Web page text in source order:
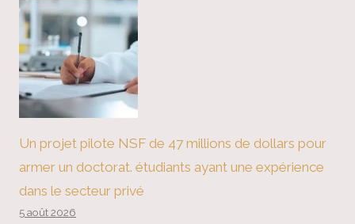
Un projet pilote NSF de 47 millions de dollars pour
armer un doctorat. étudiants ayant une expérience
dans le secteur privé
5 août 2026